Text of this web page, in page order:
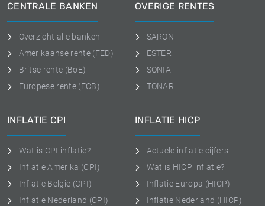
CENTRALE BANKEN
Overzicht alle banken
Amerikaanse rente (FED)
Britse rente (BoE)
Europese rente (ECB)
OVERIGE RENTES
SARON
ESTER
SONIA
TONAR
INFLATIE CPI
Wat is CPI inflatie?
Inflatie Amerika (CPI)
Inflatie België (CPI)
Inflatie Nederland (CPI)
INFLATIE HICP
Actuele inflatie cijfers
Wat is HICP inflatie?
Inflatie Europa (HICP)
Inflatie Nederland (HICP)